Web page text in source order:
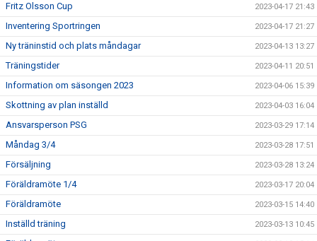
Fritz Olsson Cup 2023-04-17 21:43
Inventering Sportringen 2023-04-17 21:27
Ny träninstid och plats måndagar 2023-04-13 13:27
Träningstider 2023-04-11 20:51
Information om säsongen 2023 2023-04-06 15:39
Skottning av plan inställd 2023-04-03 16:04
Ansvarsperson PSG 2023-03-29 17:14
Måndag 3/4 2023-03-28 17:51
Försäljning 2023-03-28 13:24
Föräldramöte 1/4 2023-03-17 20:04
Föräldramöte 2023-03-15 14:40
Inställd träning 2023-03-13 10:45